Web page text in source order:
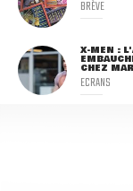
BRÈVE
X-MEN :
CHEZ
ECRANS